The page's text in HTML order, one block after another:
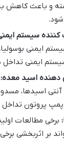
و باعث کاهش
کننده سیستم
ایمنی
ایمنی تداخل
اسید معده:
پمپ پروتون
برخی مطالعات
بر اثربخشی